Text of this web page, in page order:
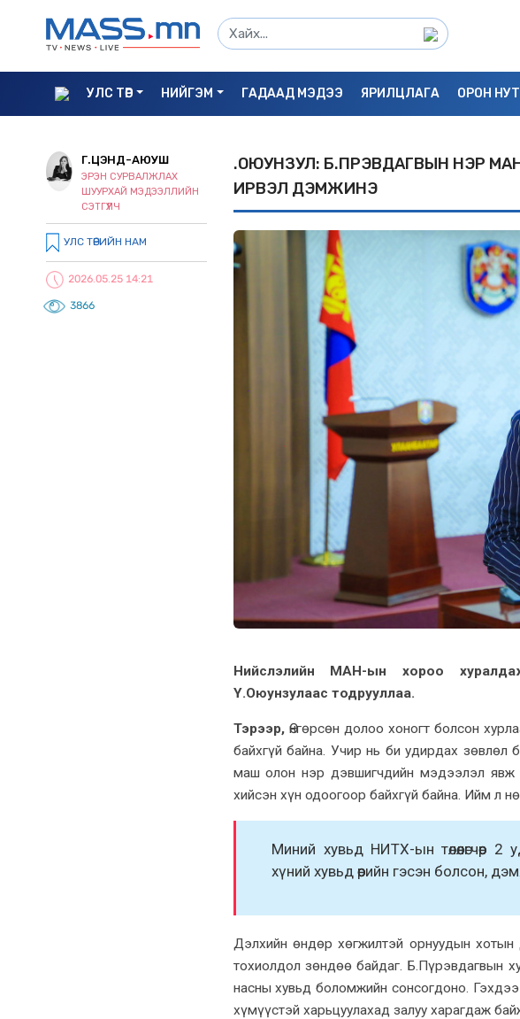
УЛС ТӨР НИЙГЭМ ГАДААД МЭДЭЭ ЯРИЛЦЛАГА ОРОН
Г.ЦЭНД-АЮУШ
ЭРЭН СУРВАЛЖЛАХ
ШУУРХАЙ МЭДЭЭЛЛИЙН
СЭТГҮҮЛЧ
УЛС ТӨРИЙН НАМ
2026.05.25 14:21
3866
Ү.ОЮУНЗУЛ: Б.ПҮРЭВДАГВЫН НЭР
ИРВЭЛ ДЭМЖИНЭ
Нийслэлийн МАН-ын хороо
Ү.Оюунзулаас тодрууллаа.
Тэрээр,Өнгөрсөн долоо хоногт болсон
байхгүй байна. Учир нь би удирдах зөвлөл
маш олон нэр дэвшигчдийн мэдээлэл
хийсэн хүн одоогоор байхгүй байна. Ийм л
Миний хувьд НИТХ-ын төлөөлөгчөөр
хүний хувьд өөрийн гэсэн болсон,
Дэлхийн өндөр хөгжилтэй орнуудын хотын
тохиолдол зөндөө байдаг. Б.Пүрэвдагвын
насны хувьд боломжийн сонсогдоно.
хүмүүстэй харьцуулахад залуу харагдаж